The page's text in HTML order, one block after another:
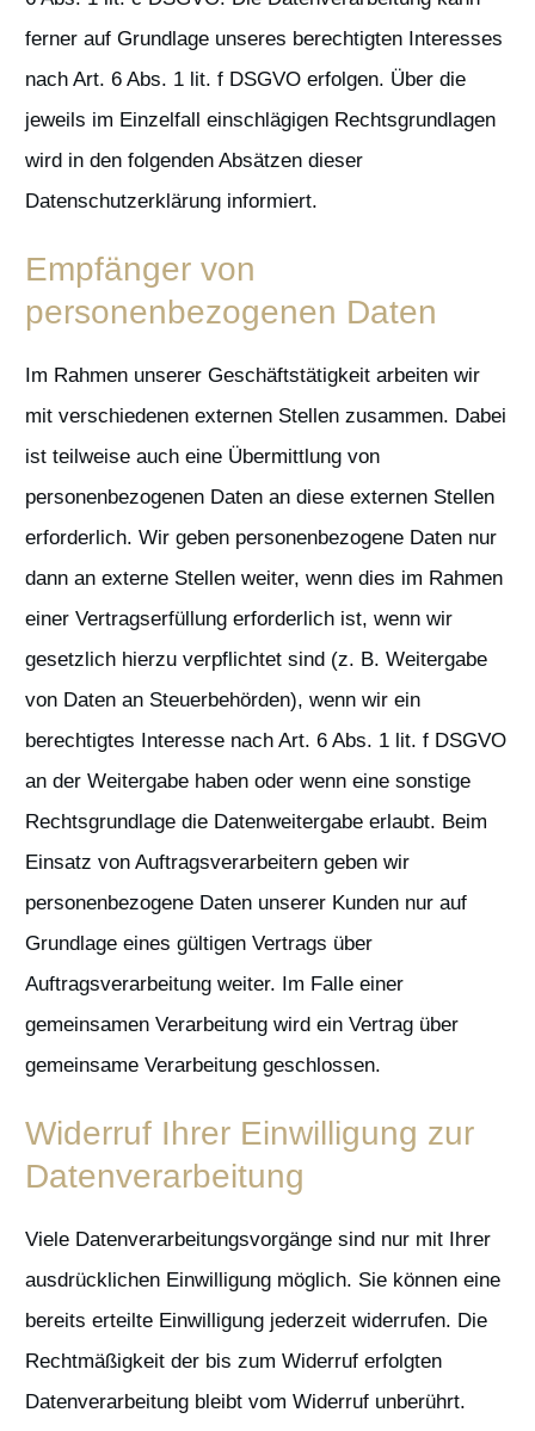
ferner auf Grundlage unseres berechtigten Interesses
nach Art. 6 Abs. 1 lit. f DSGVO erfolgen. Über die
jeweils im Einzelfall einschlägigen Rechtsgrundlagen
wird in den folgenden Absätzen dieser
Datenschutzerklärung informiert.
Empfänger von
personenbezogenen Daten
Im Rahmen unserer Geschäftstätigkeit arbeiten wir
mit verschiedenen externen Stellen zusammen. Dabei
ist teilweise auch eine Übermittlung von
personenbezogenen Daten an diese externen Stellen
erforderlich. Wir geben personenbezogene Daten nur
dann an externe Stellen weiter, wenn dies im Rahmen
einer Vertragserfüllung erforderlich ist, wenn wir
gesetzlich hierzu verpflichtet sind (z. B. Weitergabe
von Daten an Steuerbehörden), wenn wir ein
berechtigtes Interesse nach Art. 6 Abs. 1 lit. f DSGVO
an der Weitergabe haben oder wenn eine sonstige
Rechtsgrundlage die Datenweitergabe erlaubt. Beim
Einsatz von Auftragsverarbeitern geben wir
personenbezogene Daten unserer Kunden nur auf
Grundlage eines gültigen Vertrags über
Auftragsverarbeitung weiter. Im Falle einer
gemeinsamen Verarbeitung wird ein Vertrag über
gemeinsame Verarbeitung geschlossen.
Widerruf Ihrer Einwilligung zur
Datenverarbeitung
Viele Datenverarbeitungsvorgänge sind nur mit Ihrer
ausdrücklichen Einwilligung möglich. Sie können eine
bereits erteilte Einwilligung jederzeit widerrufen. Die
Rechtmäßigkeit der bis zum Widerruf erfolgten
Datenverarbeitung bleibt vom Widerruf unberührt.